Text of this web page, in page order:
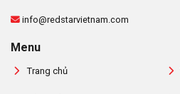
info@redstarvietnam.com
Menu
Trang chủ